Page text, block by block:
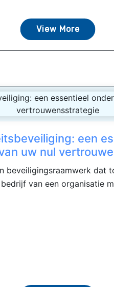
View More
een
uw nul
beveiligingsraamwerk dat
van een organisatie